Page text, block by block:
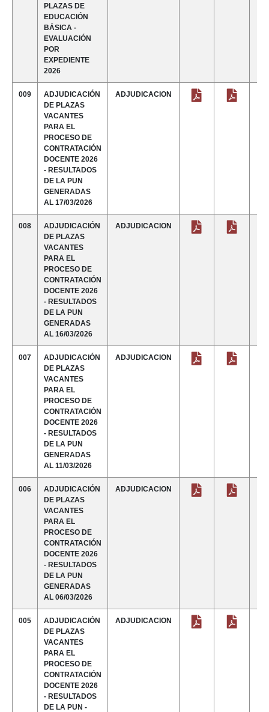
PLAZAS DE
EDUCACIÓN
BÁSICA -
EVALUACIÓN
POR
EXPEDIENTE
2026
009
ADJUDICACIÓN
DE PLAZAS
VACANTES
PARA EL
PROCESO DE
CONTRATACIÓN
DOCENTE 2026
- RESULTADOS
DE LA PUN
GENERADAS
AL 17/03/2026
ADJUDICACION
008
ADJUDICACIÓN
DE PLAZAS
VACANTES
PARA EL
PROCESO DE
CONTRATACIÓN
DOCENTE 2026
- RESULTADOS
DE LA PUN
GENERADAS
AL 16/03/2026
ADJUDICACION
007
ADJUDICACIÓN
DE PLAZAS
VACANTES
PARA EL
PROCESO DE
CONTRATACIÓN
DOCENTE 2026
- RESULTADOS
DE LA PUN
GENERADAS
AL 11/03/2026
ADJUDICACION
006
ADJUDICACIÓN
DE PLAZAS
VACANTES
PARA EL
PROCESO DE
CONTRATACIÓN
DOCENTE 2026
- RESULTADOS
DE LA PUN
GENERADAS
AL 06/03/2026
ADJUDICACION
005
ADJUDICACIÓN
DE PLAZAS
VACANTES
PARA EL
PROCESO DE
CONTRATACIÓN
DOCENTE 2026
- RESULTADOS
DE LA PUN -
ADJUDICACION